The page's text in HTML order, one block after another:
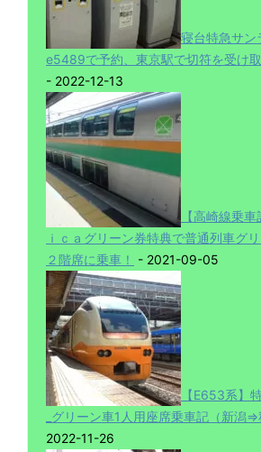
寝台特急サン
e5489で予約、東京駅で切符を受け
- 2022-12-13
【高崎線乗車
ｉｃａグリーン券特典で普通列車グリ
２階席に乗車！
- 2021-09-05
【E653系】
_グリーン車1人用座席乗車記（新潟⇒
2022-11-26